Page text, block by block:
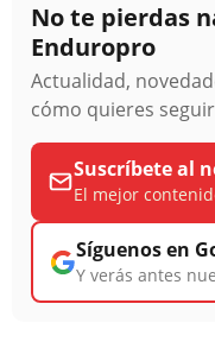
No te pierdas
Enduropro
Actualidad,
cómo quieres
Suscríbete al
El mejor
Síguenos en
Y verás antes